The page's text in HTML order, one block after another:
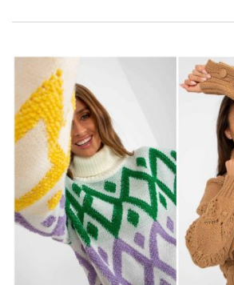
der Sweatshirt-Mode liegen und warum es
Ihre Garderobe aufzunehmen, um einen
bequemen Stil zu kreieren. Bereit für den
dich frei zu lesen.
Mädchen lieben
Sanzüge für
…